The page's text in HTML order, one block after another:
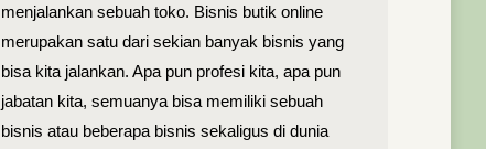
menjalankan sebuah toko. Bisnis butik online
merupakan satu dari sekian banyak bisnis yang
bisa kita jalankan. Apa pun profesi kita, apa pun
jabatan kita, semuanya bisa memiliki sebuah
bisnis atau beberapa bisnis sekaligus di dunia